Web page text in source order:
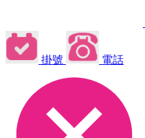
掛號 電話